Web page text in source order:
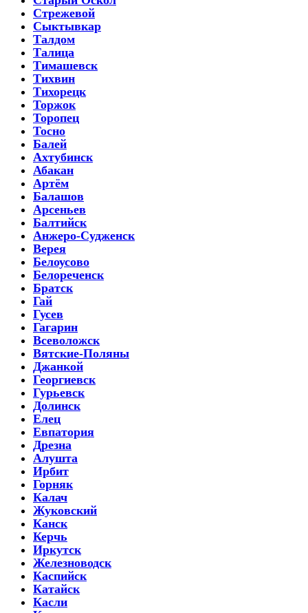
Стрежевой
Сыктывкар
Талдом
Талица
Тимашевск
Тихвин
Тихорецк
Торжок
Торопец
Тосно
Балей
Ахтубинск
Абакан
Артём
Балашов
Арсеньев
Балтийск
Анжеро-Судженск
Верея
Белоусово
Белореченск
Братск
Гай
Гусев
Гагарин
Всеволожск
Вятские-Поляны
Джанкой
Георгиевск
Гурьевск
Долинск
Елец
Евпатория
Дрезна
Алушта
Ирбит
Горняк
Калач
Жуковский
Канск
Керчь
Иркутск
Железноводск
Каспийск
Катайск
Касли